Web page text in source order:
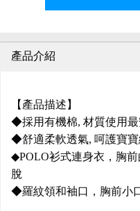
產品介紹
【產品描述】
◆採用有機棉, 材質使用
◆舒適柔軟透氣, 呵護寶寶
◆POLO衫式連身衣，胸
脫
◆羅紋領和袖口，胸前小